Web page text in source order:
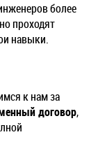
более
проходят
навыки.
к нам за
договор,